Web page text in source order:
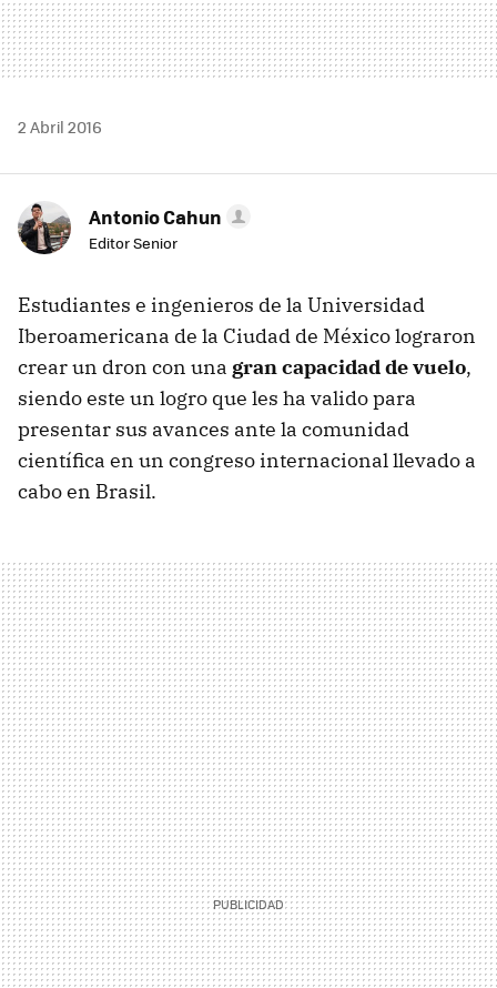
2 Abril 2016
Antonio Cahun
Editor Senior
Estudiantes e ingenieros de la Universidad
Iberoamericana de la Ciudad de México lograron
crear un dron con una gran capacidad de vuelo,
siendo este un logro que les ha valido para
presentar sus avances ante la comunidad
científica en un congreso internacional llevado a
cabo en Brasil.